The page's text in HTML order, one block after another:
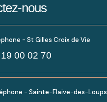
nous
- St Gilles Croix de Vie
00 02 70
- Sainte-Flaive-des-Loups